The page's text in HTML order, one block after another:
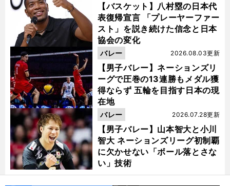
【バスケット】八村塁の日本代
表復帰宣言 「プレーヤーファー
スト」を説き続けた信念と日本
協会の変化
【男子バレー】ネーションズリ
ーグで圧巻の13連勝もメダル獲
得ならず 五輪を目指す日本の現
在地
2026.08.03更新
バレー
【男子バレー】山本智大と小川
智大 ネーションズリーグ初制覇
に欠かせない「ボール落とさな
い」技術
2026.07.28更新
バレー